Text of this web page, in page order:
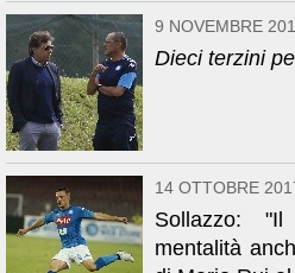
9 NOVEMBRE
Dieci terzini
14 OTTOBRE
Sollazzo:
mentalità